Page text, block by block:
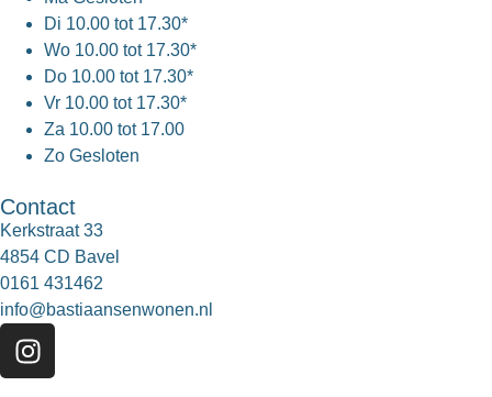
Di 10.00 tot 17.30*
Wo 10.00 tot 17.30*
Do 10.00 tot 17.30*
Vr 10.00 tot 17.30*
Za 10.00 tot 17.00
Zo Gesloten
Contact
Kerkstraat 33
4854 CD Bavel
0161 431462
info@bastiaansenwonen.nl